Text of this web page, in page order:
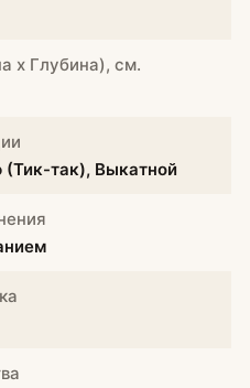
х Глубина), см.
так), Выкатной